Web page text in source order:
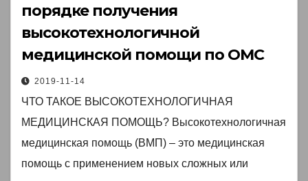
порядке получения
высокотехнологичной
медицинской помощи по ОМС￼
2019-11-14
ЧТО ТАКОЕ ВЫСОКОТЕХНОЛОГИЧНАЯ
МЕДИЦИНСКАЯ ПОМОЩЬ? Высокотехнологичная
медицинская помощь (ВМП) – это медицинская
помощь с применением новых сложных или